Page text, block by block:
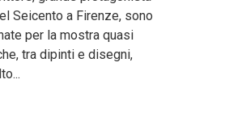
Seicento a Firenze, sono
per la mostra quasi
tra dipinti e disegni,